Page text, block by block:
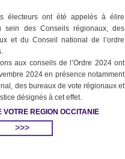
électeurs ont été appelés à élire
sein des Conseils régionaux, des
et du Conseil national de l’ordre
aux conseils de l’Ordre 2024 ont
2024 en présence notamment
des bureaux de vote régionaux et
désignés à cet effet.
VOTRE REGION OCCITANIE
>>>